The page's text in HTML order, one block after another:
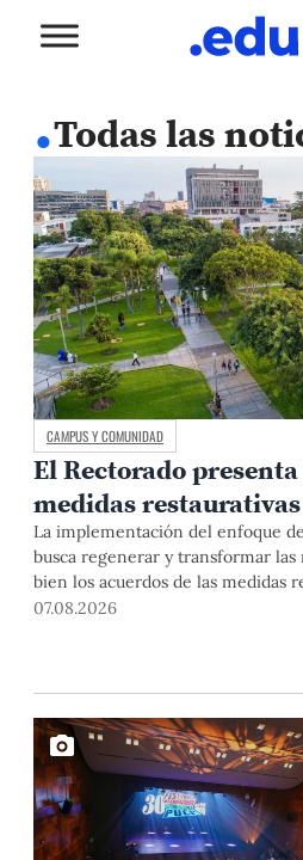
.Todas las
CAMPUS Y COMUNIDAD
El Rectorado
medidas restaurativas
La implementación del enfoque
busca regenerar y transformar las
bien los acuerdos de las medidas
considerados por las instancias
07.08.2026